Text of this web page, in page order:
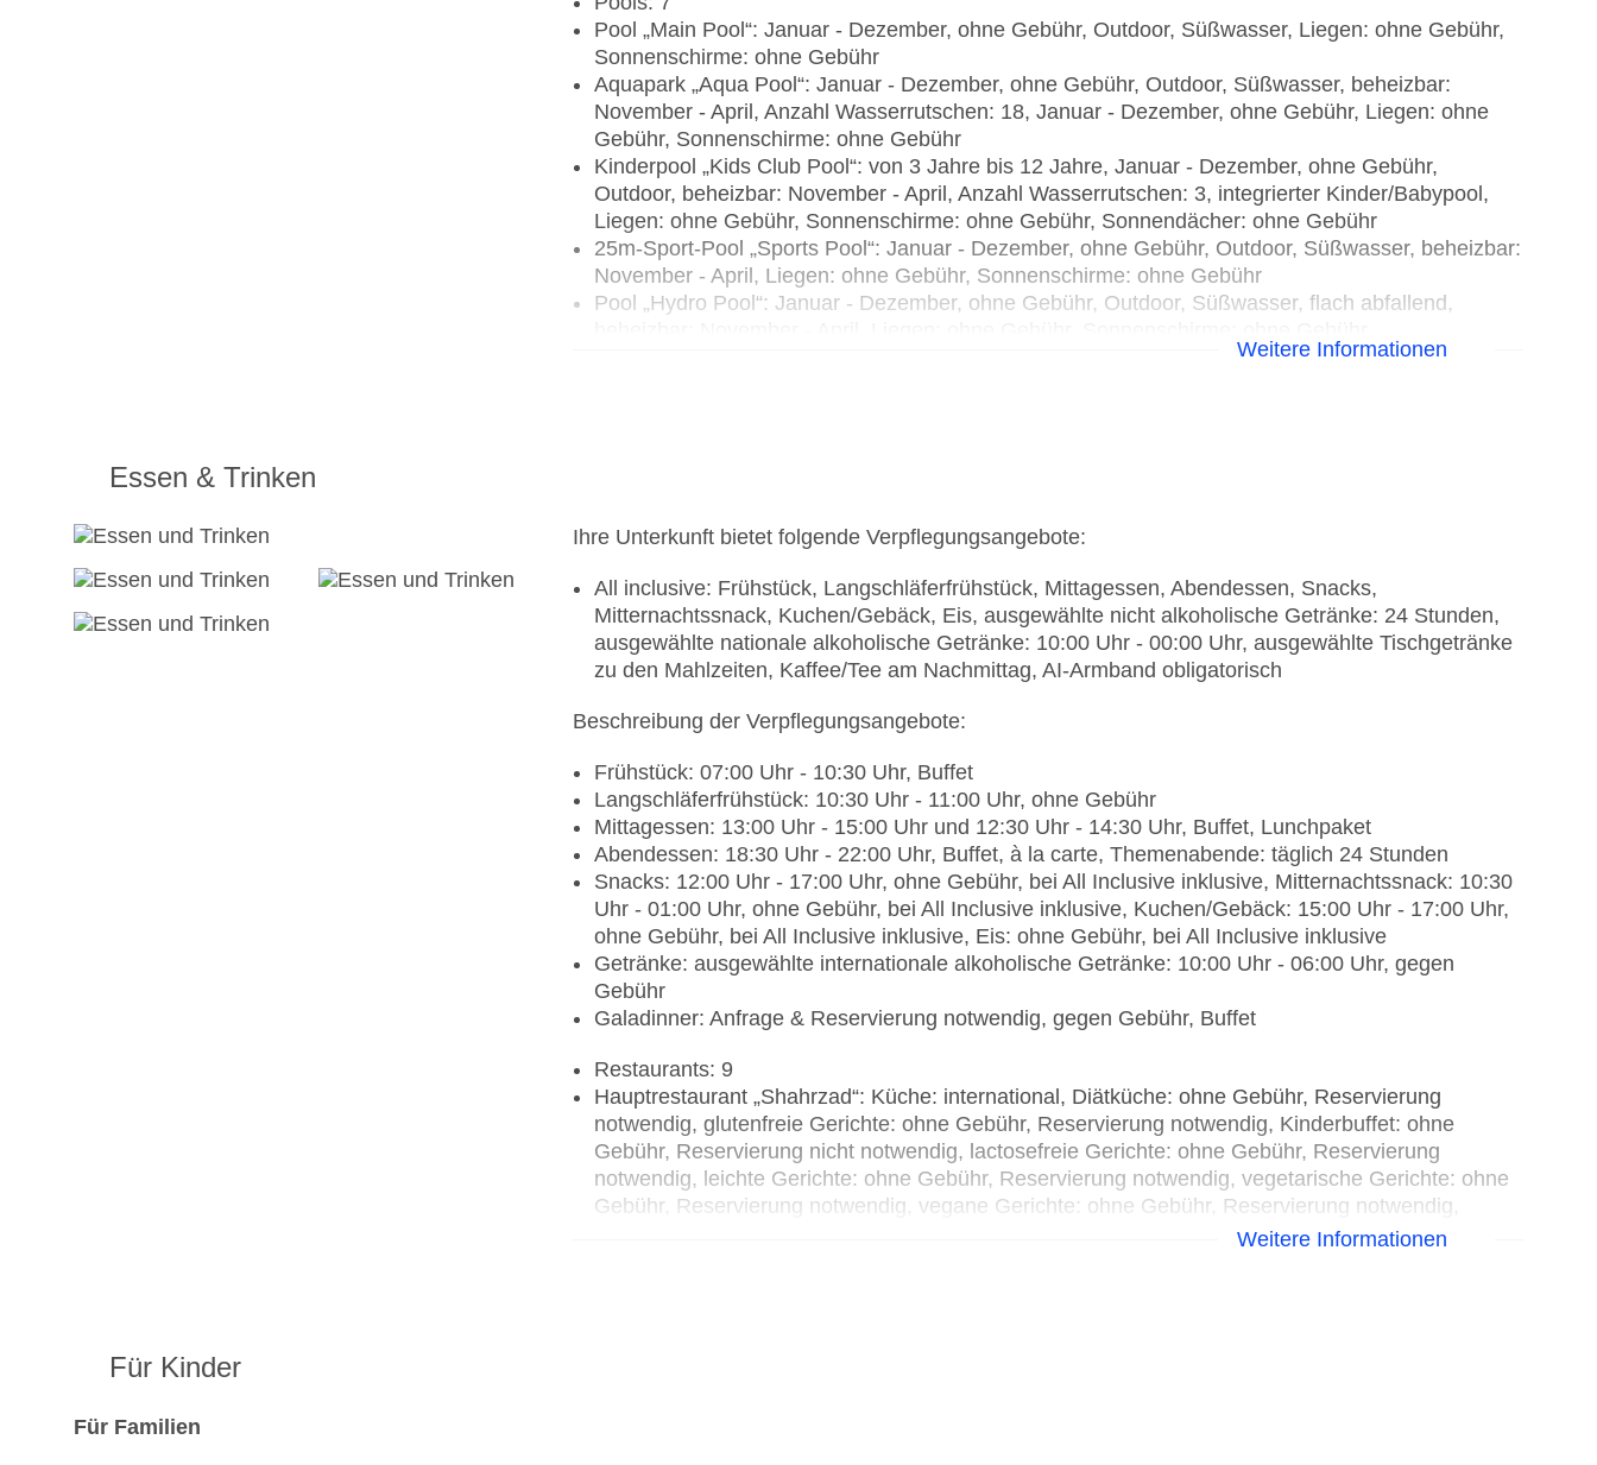
Pool „Main Pool“: Januar - Dezember, ohne Gebühr, Outdoor, Süßwasser, Liegen: ohne Gebühr,
Sonnenschirme: ohne Gebühr
Aquapark „Aqua Pool“: Januar - Dezember, ohne Gebühr, Outdoor, Süßwasser, beheizbar:
November - April, Anzahl Wasserrutschen: 18, Januar - Dezember, ohne Gebühr, Liegen: ohne
Gebühr, Sonnenschirme: ohne Gebühr
Kinderpool „Kids Club Pool“: von 3 Jahre bis 12 Jahre, Januar - Dezember, ohne Gebühr,
Outdoor, beheizbar: November - April, Anzahl Wasserrutschen: 3, integrierter Kinder/Babypool,
Liegen: ohne Gebühr, Sonnenschirme: ohne Gebühr, Sonnendächer: ohne Gebühr
25m-Sport-Pool „Sports Pool“: Januar - Dezember, ohne Gebühr, Outdoor, Süßwasser, beheizbar:
November - April, Liegen: ohne Gebühr, Sonnenschirme: ohne Gebühr
Pool „Hydro Pool“: Januar - Dezember, ohne Gebühr, Outdoor, Süßwasser, flach abfallend,
Pool „Family Pool“: Januar - Dezember, ohne Gebühr, Outdoor, Süßwasser, flach abfallend,
Diskothek/Nachtclub: ab 18 Jahre, Amphitheater
Internet: WLAN/WiFi, im gesamten Hotel (Anlage): ohne Gebühr
Wäscheservice: gegen Gebühr, Barzahlung
Concierge Service
Zahlungsarten: TUI Card / VISA, MasterCard, American Express, Diners
Haustiere nicht erlaubt
Parkmöglichkeiten: Parkplatz (nach Verfügbarkeit), unbewacht: gegen Gebühr, Stellplätze,
überdacht: ohne Gebühr, Valet Parking: ohne Gebühr
Businesscenter: gegen Gebühr, Barzahlung, Sprachen: englisch
Tagungseinrichtungen: Konferenzräume: 1, klimatisierte Tagungsräume, Tageslicht,
Tagungsequipment: gegen Gebühr, Coffee Breaks: gegen Gebühr
Gebäudeanzahl: 14, Etagen: 3, Zimmer: 465
Landeskategorie: 5 Sterne
Weitere Informationen
Essen & Trinken
Ihre Unterkunft bietet folgende Verpflegungsangebote:
All inclusive: Frühstück, Langschläferfrühstück, Mittagessen, Abendessen, Snacks,
Mitternachtssnack, Kuchen/Gebäck, Eis, ausgewählte nicht alkoholische Getränke: 24 Stunden,
ausgewählte nationale alkoholische Getränke: 10:00 Uhr - 00:00 Uhr, ausgewählte Tischgetränke
zu den Mahlzeiten, Kaffee/Tee am Nachmittag, AI-Armband obligatorisch
Beschreibung der Verpflegungsangebote:
Frühstück: 07:00 Uhr - 10:30 Uhr, Buffet
Langschläferfrühstück: 10:30 Uhr - 11:00 Uhr, ohne Gebühr
Mittagessen: 13:00 Uhr - 15:00 Uhr und 12:30 Uhr - 14:30 Uhr, Buffet, Lunchpaket
Abendessen: 18:30 Uhr - 22:00 Uhr, Buffet, à la carte, Themenabende: täglich 24 Stunden
Snacks: 12:00 Uhr - 17:00 Uhr, ohne Gebühr, bei All Inclusive inklusive, Mitternachtssnack: 10:30
Uhr - 01:00 Uhr, ohne Gebühr, bei All Inclusive inklusive, Kuchen/Gebäck: 15:00 Uhr - 17:00 Uhr,
ohne Gebühr, bei All Inclusive inklusive, Eis: ohne Gebühr, bei All Inclusive inklusive
Getränke: ausgewählte internationale alkoholische Getränke: 10:00 Uhr - 06:00 Uhr, gegen
Gebühr
Galadinner: Anfrage & Reservierung notwendig, gegen Gebühr, Buffet
Restaurants: 9
Hauptrestaurant „Shahrzad“: Küche: international, Diätküche: ohne Gebühr, Reservierung
notwendig, glutenfreie Gerichte: ohne Gebühr, Reservierung notwendig, Kinderbuffet: ohne
Gebühr, Reservierung nicht notwendig, lactosefreie Gerichte: ohne Gebühr, Reservierung
notwendig, leichte Gerichte: ohne Gebühr, Reservierung notwendig, vegetarische Gerichte: ohne
Gebühr, Reservierung notwendig, vegane Gerichte: ohne Gebühr, Reservierung notwendig,
Buffet, Showcooking, Reservierung nicht notwendig, ohne Gebühr, Januar - Dezember, 07:00 Uhr
Weitere Informationen
Für Kinder
Für Familien